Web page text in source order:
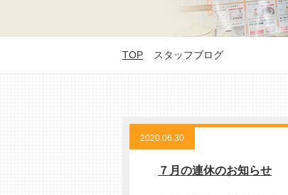
TOP スタッフブログ
2020.06.30
７月の連休のお知らせ